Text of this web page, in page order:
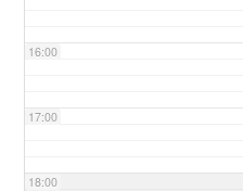
16:00
17:00
18:00